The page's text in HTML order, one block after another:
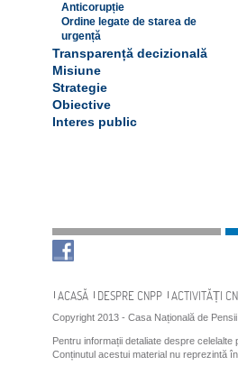
Anticorupție
Ordine legate de starea de
urgență
Transparență decizională
Misiune
Strategie
Obiective
Interes public
Navigare
ACASĂ DESPRE CNPP ACTIVITĂȚI
Copyright 2013 - Casa Națională de
Pentru informații detaliate despre
Conținutul acestui material nu reprezintă